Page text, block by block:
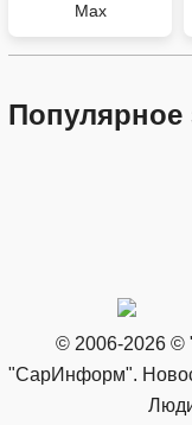
Max
Популярное
© 2006-2026 ©
"СарИнформ".